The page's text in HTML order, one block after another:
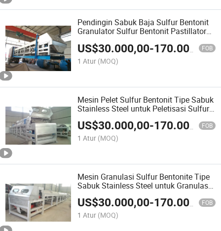
Pendingin Sabuk Baja Sulfur Bentonit
Granulator Sulfur Bentonit Pastillator
Sulfur Bentonit Pelletizer
US$30.000,00-170.000,00 FOB
1 Atur (MOQ)
Mesin Pelet Sulfur Bentonit Tipe Sabuk
Stainless Steel untuk Peletisasi Sulfur
Bentonit
US$30.000,00-170.000,00 FOB
1 Atur (MOQ)
Mesin Granulasi Sulfur Bentonite Tipe
Sabuk Stainless Steel untuk Granulasi
Sulfur Bentonite
US$30.000,00-170.000,00 FOB
1 Atur (MOQ)